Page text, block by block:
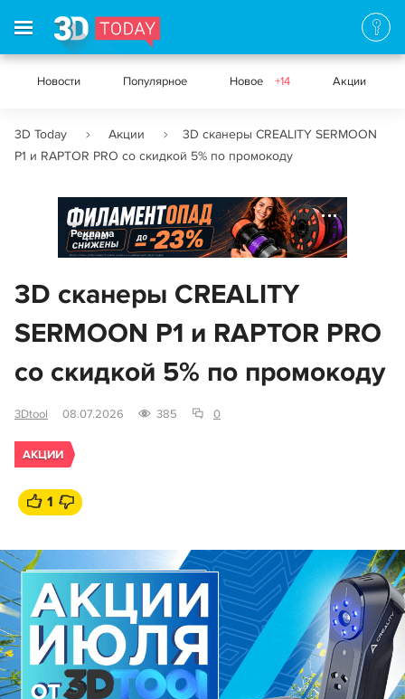
Новости Популярное Новое +14 Акции
3D Today Акции
3D сканеры CREALITY SERMOON
P1 и RAPTOR PRO со скидкой 5% по промокоду
Реклама
3D сканеры CREALITY
SERMOON P1 и RAPTOR PRO
со скидкой 5% по промокоду
3Dtool 08.07.2026 385 0
АКЦИИ
1